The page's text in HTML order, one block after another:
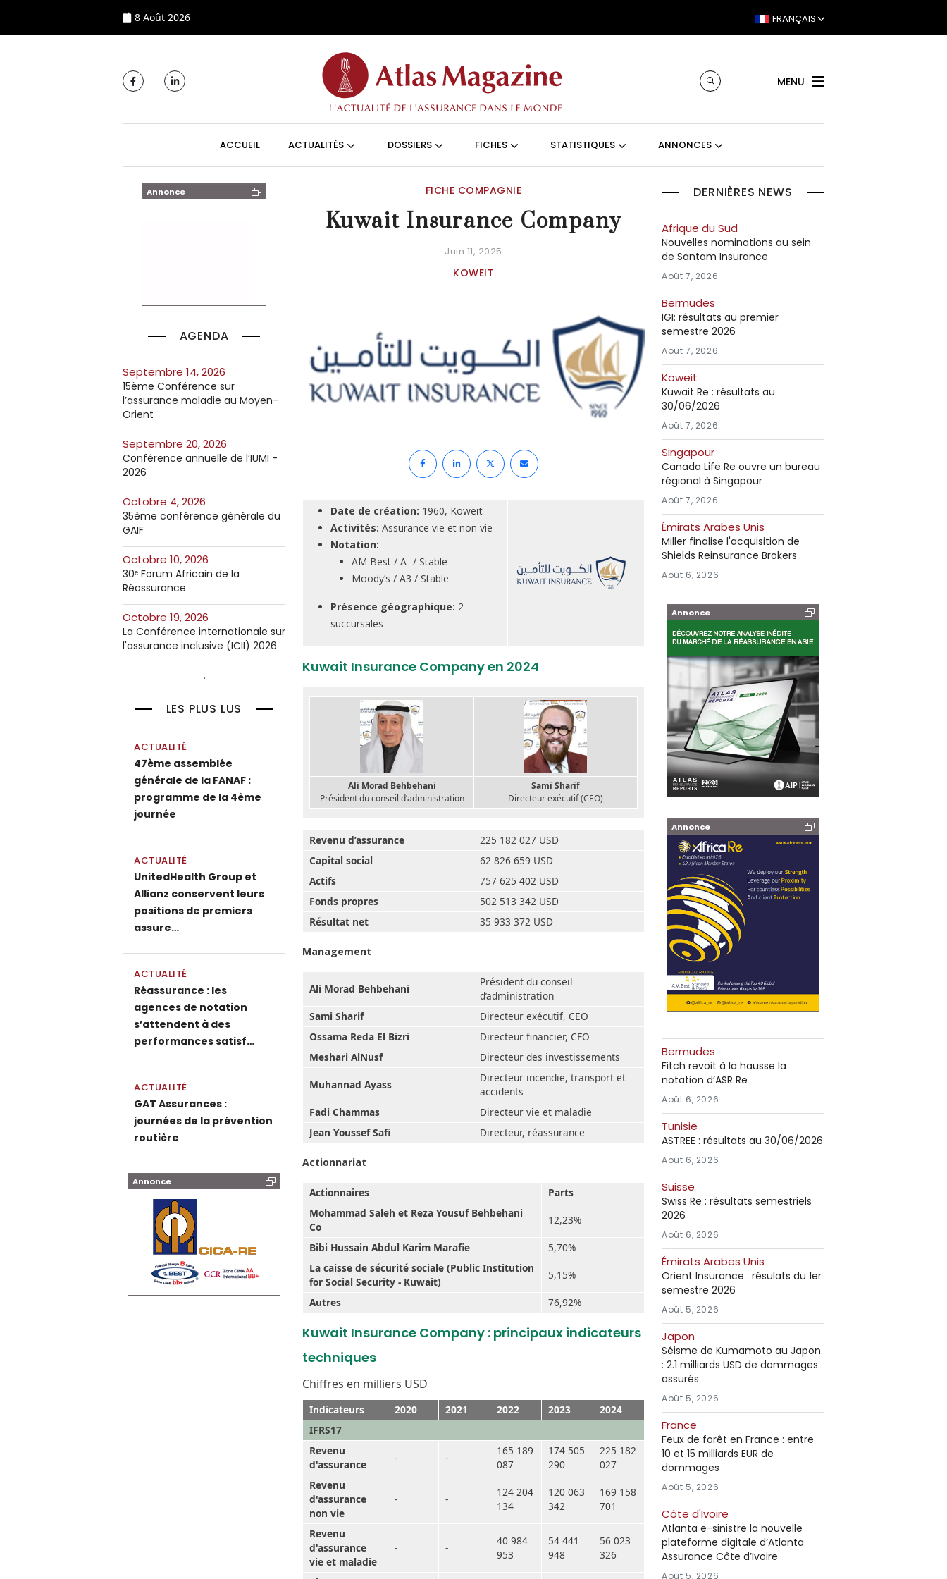
8 Août 2026 FRANÇAIS
MENU
ACCUEIL ACTUALITÉS DOSSIERS FICHES STATISTIQUES ANNONCES
Annonce
AGENDA
septembre 14, 2026
15ème Conférence sur
l’assurance maladie au Moyen-
Orient
septembre 20, 2026
Conférence annuelle de l’IUMI -
2026
octobre 4, 2026
35ème conférence générale du
GAIF
octobre 10, 2026
30ᵉ Forum Africain de la
Réassurance
octobre 19, 2026
La Conférence internationale sur
l'assurance inclusive (ICII) 2026
LES PLUS LUS
ACTUALITÉ
47ème assemblée
générale de la FANAF :
programme de la 4ème
journée
ACTUALITÉ
UnitedHealth Group et
Allianz conservent leurs
positions de premiers
assure…
ACTUALITÉ
Réassurance : les
agences de notation
s’attendent à des
performances satisf…
ACTUALITÉ
GAT Assurances :
journées de la prévention
routière
Annonce
FICHE COMPAGNIE
Kuwait Insurance Company
Juin 11, 2025
KOWEIT
Date de création: 1960, Koweït
Activités: Assurance vie et non vie
Notation:
AM Best / A- / Stable
Moody’s / A3 / Stable
Présence géographique: 2
succursales
Kuwait Insurance Company en 2024
Ali Morad Behbehani
Président du conseil d’administration
Sami Sharif
Directeur exécutif (CEO)
Revenu d’assurance
225 182 027 USD
Capital social
62 826 659 USD
Actifs
757 625 402 USD
Fonds propres
502 513 342 USD
Résultat net
35 933 372 USD
Management
Ali Morad Behbehani
Président du conseil
d’administration
Sami Sharif
Directeur exécutif, CEO
Ossama Reda El Bizri
Directeur financier, CFO
Meshari AlNusf
Directeur des investissements
Muhannad Ayass
Directeur incendie, transport et
accidents
Fadi Chammas
Directeur vie et maladie
Jean Youssef Safi
Directeur, réassurance
Actionnariat
Actionnaires
Parts
Mohammad Saleh et Reza Yousuf Behbehani
Co
12,23%
Bibi Hussain Abdul Karim Marafie
5,70%
La caisse de sécurité sociale (Public Institution
for Social Security - Kuwait)
5,15%
Autres 76,92%
Kuwait Insurance Company : principaux indicateurs
techniques
Chiffres en milliers USD
Indicateurs 2020 2021 2022 2023
2024
IFRS17
Revenu
d'assurance
- -
165 189
087
174 505
290
225 182
027
Revenu
d'assurance
non vie
- -
124 204
134
120 063
342
169 158
701
Revenu
d'assurance
vie et maladie
- -
40 984
953
54 441
948
56 023
326
DERNIÈRES NEWS
Afrique du Sud
Nouvelles nominations au sein
de Santam Insurance
Août 7, 2026
Bermudes
IGI: résultats au premier
semestre 2026
Août 7, 2026
Koweit
Kuwait Re : résultats au
30/06/2026
Août 7, 2026
Singapour
Canada Life Re ouvre un bureau
régional à Singapour
Août 7, 2026
Émirats Arabes Unis
Miller finalise l'acquisition de
Shields Reinsurance Brokers
Août 6, 2026
Annonce
Annonce
Bermudes
Fitch revoit à la hausse la
notation d’ASR Re
Août 6, 2026
Tunisie
ASTREE : résultats au 30/06/2026
Août 6, 2026
Suisse
Swiss Re : résultats semestriels
2026
Août 6, 2026
Émirats Arabes Unis
Orient Insurance : résulats du 1er
semestre 2026
Août 5, 2026
Japon
Séisme de Kumamoto au Japon
: 2.1 milliards USD de dommages
assurés
Août 5, 2026
France
Feux de forêt en France : entre
10 et 15 milliards EUR de
dommages
Août 5, 2026
Côte d'Ivoire
Atlanta e-sinistre la nouvelle
plateforme digitale d’Atlanta
Assurance Côte d’Ivoire
Août 5, 2026